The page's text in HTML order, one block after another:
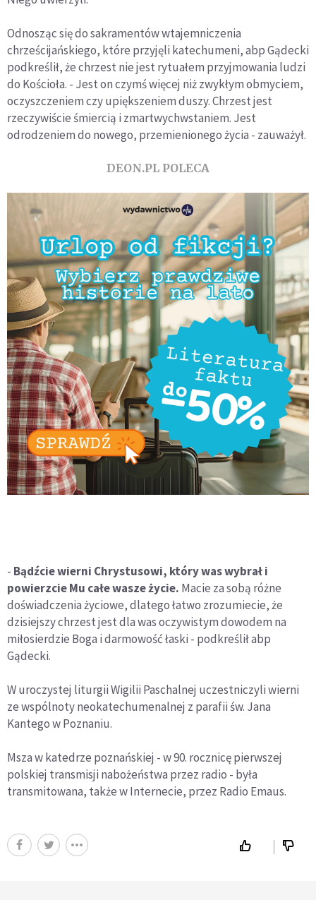
Odnosząc się do sakramentów wtajemniczenia
chrześcijańskiego, które przyjęli katechumeni, abp Gądecki
podkreślił, że chrzest nie jest rytuałem przyjmowania ludzi
do Kościoła. - Jest on czymś więcej niż zwykłym obmyciem,
oczyszczeniem czy upiększeniem duszy. Chrzest jest
rzeczywiście śmiercią i zmartwychwstaniem. Jest
odrodzeniem do nowego, przemienionego życia - zauważył.
DEON.PL POLECA
- Bądźcie wierni Chrystusowi, który was wybrał i
powierzcie Mu całe wasze życie. Macie za sobą różne
doświadczenia życiowe, dlatego łatwo zrozumiecie, że
dzisiejszy chrzest jest dla was oczywistym dowodem na
miłosierdzie Boga i darmowość łaski - podkreślił abp
Gądecki.
W uroczystej liturgii Wigilii Paschalnej uczestniczyli wierni
ze wspólnoty neokatechumenalnej z parafii św. Jana
Kantego w Poznaniu.
Msza w katedrze poznańskiej - w 90. rocznicę pierwszej
polskiej transmisji nabożeństwa przez radio - była
transmitowana, także w Internecie, przez Radio Emaus.